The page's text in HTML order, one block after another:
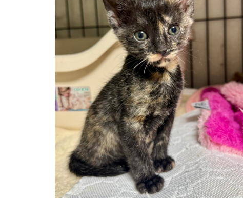
【卒業アルバム】ウィスくん